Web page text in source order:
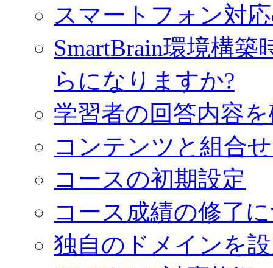
スマートフォン対
SmartBrain環境構
らになりますか?
学習者の回答内容
コンテンツと組合
コースの初期設定
コース成績の修了
独自のドメインを